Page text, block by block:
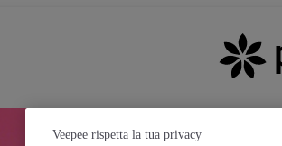
Veepee rispetta la tua privacy